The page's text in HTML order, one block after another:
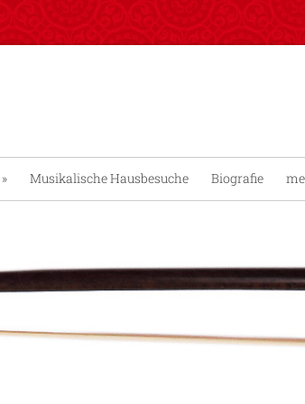
» Musikalische Hausbesuche Biografie